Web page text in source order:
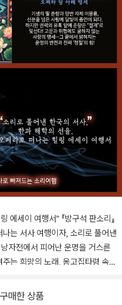
서" 『방구석 판소리』
는 서사 여행이자, 소리로 풀어낸
자전에서 피어난 운명을 거스른
는 희망의 노래, 옹고집타령 속
엮어낸 이 책은, 마치 무대 위 오
매한 상품